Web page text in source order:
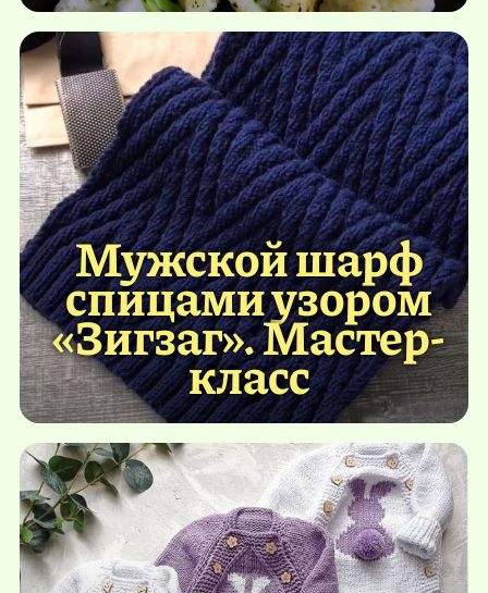
Мужской шарф
спицами узором
«Зигзаг». Мастер-
класс